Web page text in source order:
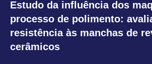
Estudo da influência dos
processo de polimento:
resistência às manchas de
cerâmicos